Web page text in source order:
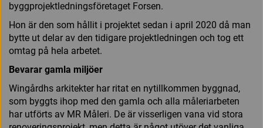
byggprojektledningsföretaget Forsen.
Hon är den som hållit i projektet sedan i april 2020 då man
bytte ut delar av den tidigare projektledningen och tog ett
omtag på hela arbetet.
Bevarar gamla miljöer
Wingårdhs arkitekter har ritat en nytillkommen byggnad,
som byggts ihop med den gamla och alla måleriarbeten
har utförts av MR Måleri. De är visserligen vana vid stora